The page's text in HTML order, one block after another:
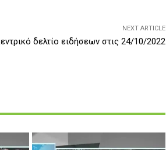
NEXT ARTICLE
δελτίο ειδήσεων στις 24/10/2022